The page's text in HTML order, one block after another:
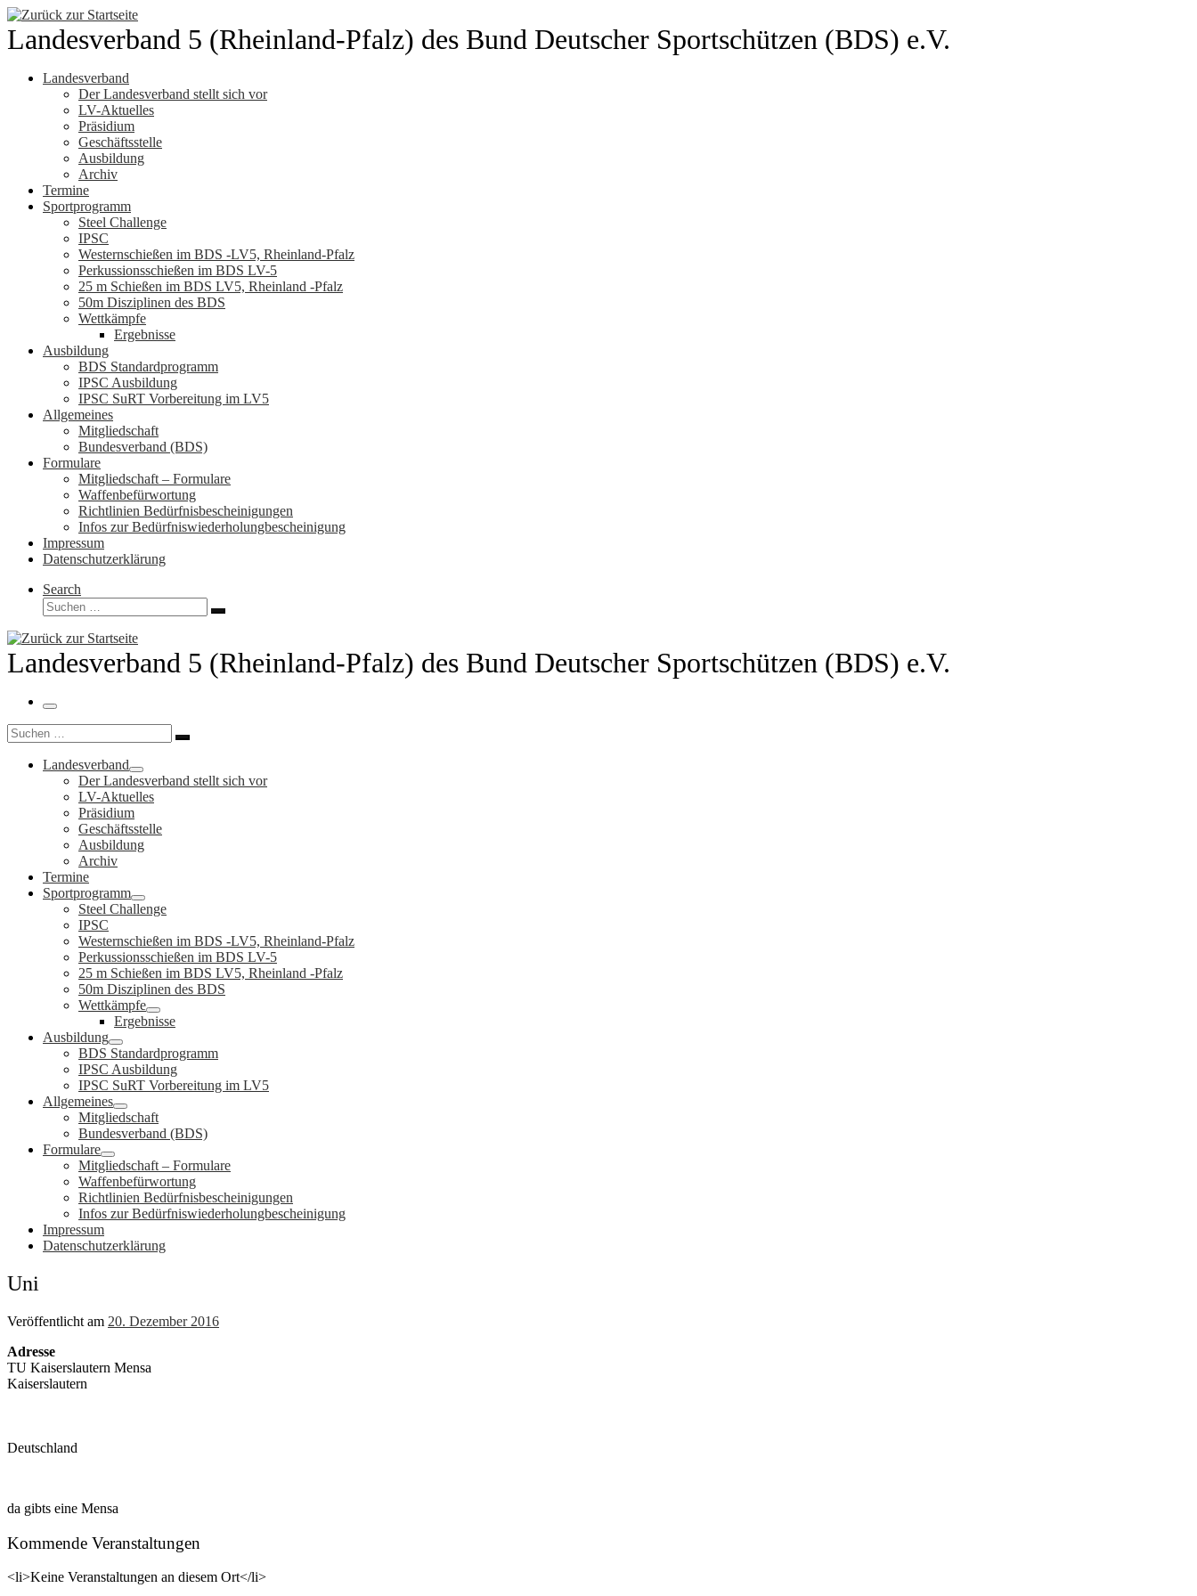
Zum
Inhalt
springen
Landesverband 5 (Rheinland-Pfalz) des Bund Deutscher Sportschützen (BDS) e.V.
Landesverband
Der Landesverband stellt sich vor
LV-Aktuelles
Präsidium
Geschäftsstelle
Ausbildung
Archiv
Termine
Sportprogramm
Steel Challenge
IPSC
Westernschießen im BDS -LV5, Rheinland-Pfalz
Perkussionsschießen im BDS LV-5
25 m Schießen im BDS LV5, Rheinland -Pfalz
50m Disziplinen des BDS
Wettkämpfe
Ergebnisse
Ausbildung
BDS Standardprogramm
IPSC Ausbildung
IPSC SuRT Vorbereitung im LV5
Allgemeines
Mitgliedschaft
Bundesverband (BDS)
Formulare
Mitgliedschaft – Formulare
Waffenbefürwortung
Richtlinien Bedürfnisbescheinigungen
Infos zur Bedürfniswiederholungbescheinigung
Impressum
Datenschutzerklärung
Search
Suche
Suchen …
Landesverband 5 (Rheinland-Pfalz) des Bund Deutscher Sportschützen (BDS) e.V.
Menü
Suche
Suchen …
Landesverband
Der Landesverband stellt sich vor
LV-Aktuelles
Präsidium
Geschäftsstelle
Ausbildung
Archiv
Termine
Sportprogramm
Steel Challenge
IPSC
Westernschießen im BDS -LV5, Rheinland-Pfalz
Perkussionsschießen im BDS LV-5
25 m Schießen im BDS LV5, Rheinland -Pfalz
50m Disziplinen des BDS
Wettkämpfe
Ergebnisse
Ausbildung
BDS Standardprogramm
IPSC Ausbildung
IPSC SuRT Vorbereitung im LV5
Allgemeines
Mitgliedschaft
Bundesverband (BDS)
Formulare
Mitgliedschaft – Formulare
Waffenbefürwortung
Richtlinien Bedürfnisbescheinigungen
Infos zur Bedürfniswiederholungbescheinigung
Impressum
Datenschutzerklärung
Uni
Veröffentlicht am 20. Dezember 2016
Adresse
TU Kaiserslautern Mensa
Kaiserslautern
Deutschland
da gibts eine Mensa
Kommende Veranstaltungen
<li>Keine Veranstaltungen an diesem Ort</li>